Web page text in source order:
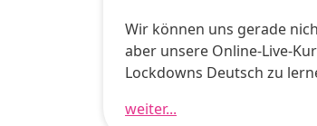
Wir können uns gerade
aber unsere Online-Live-
Lockdowns Deutsch zu
weiter...